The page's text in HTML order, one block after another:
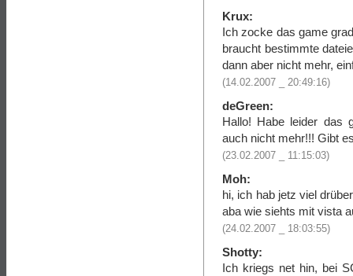
Krux:
Ich zocke das game
braucht bestimmte
dann aber nicht mehr,
(14.02.2007 _ 20:49:16)
deGreen:
Hallo! Habe leider das
auch nicht mehr!!! Gibt
(23.02.2007 _ 11:15:03)
Moh:
hi, ich hab jetz viel
aba wie siehts mit vista
(24.02.2007 _ 18:03:55)
Shotty:
Ich kriegs net hin, bei